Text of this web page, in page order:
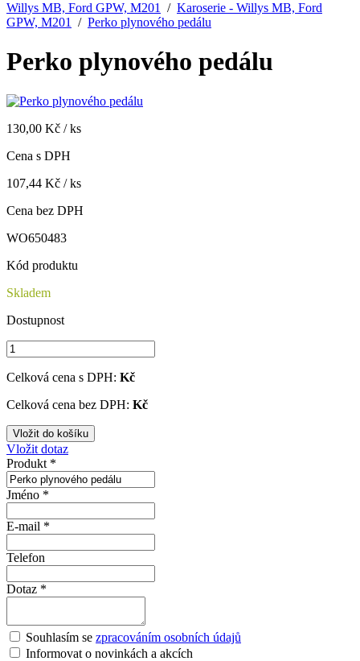
Willys MB, Ford GPW, M201 / Karoserie - Willys MB, Ford
GPW, M201
/ Perko plynového pedálu
Perko plynového pedálu
130,00 Kč / ks
Cena s DPH
107,44 Kč / ks
Cena bez DPH
WO650483
Kód produktu
Skladem
Dostupnost
Celková cena s DPH: Kč
Celková cena bez DPH: Kč
Vložit dotaz
Produkt *
Jméno *
E-mail *
Telefon
Dotaz *
Souhlasím se zpracováním osobních údajů
Informovat o novinkách a akcích